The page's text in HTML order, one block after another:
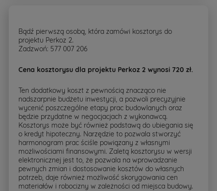
Bądź pierwszą osobą, która zamówi kosztorys do
projektu Perkoz 2.
Zadzwoń: 577 007 206
Cena kosztorysu dla projektu Perkoz 2 wynosi 720 zł.
Ten dodatkowy koszt z pewnością znacząco nie
nadszarpnie budżetu inwestycji, a pozwoli precyzyjnie
wycenić poszczególne etapy prac budowlanych oraz
będzie przydatne w negocjacjach z wykonawcą.
Kosztorys może być również podstawą do ubiegania się
o kredyt hipoteczny. Narzędzie to pozwala stworzyć
harmonogram prac ściśle powiązany z własnymi
możliwościami finansowymi. Zaletą kosztorysu w wersji
elektronicznej jest to, że pozwala na wprowadzanie
pewnych zmian i dostosowanie kosztów do własnych
potrzeb, daje również możliwość skorygowania cen
materiałów i robocizny w zależności od miejsca budowy.